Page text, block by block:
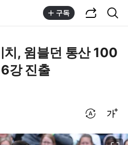
구독
치, 윔블던 통산 100
강 진출